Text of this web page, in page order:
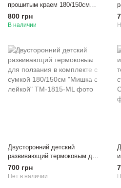
прошитым краем 180/150см
"Алфавит - Животные" в
комплекте сумочка
800 грн
В наличии
Двусторонний детский
развивающий термоковым для
ползания в комплекте с сумкой
180/150см "Мишка с лейкой"
700 грн
Нет в наличии